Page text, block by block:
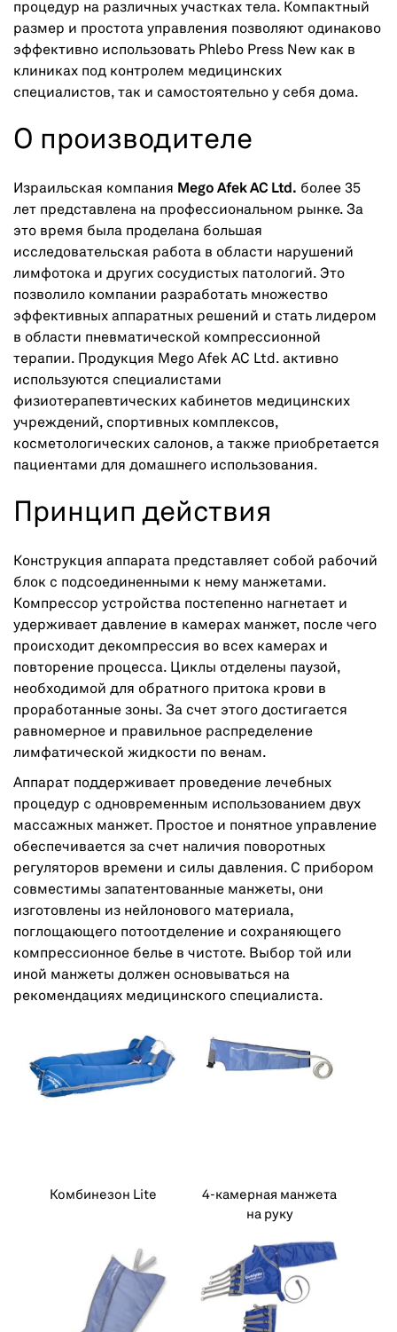
процедур на различных участках тела. Компактный
размер и простота управления позволяют одинаково
эффективно использовать Phlebo Press New как в
клиниках под контролем медицинских
специалистов, так и самостоятельно у себя дома.
О производителе
Израильская компания Mego Afek AC Ltd. более 35
лет представлена на профессиональном рынке. За
это время была проделана большая
исследовательская работа в области нарушений
лимфотока и других сосудистых патологий. Это
позволило компании разработать множество
эффективных аппаратных решений и стать лидером
в области пневматической компрессионной
терапии. Продукция Mego Afek AC Ltd. активно
используются специалистами
физиотерапевтических кабинетов медицинских
учреждений, спортивных комплексов,
косметологических салонов, а также приобретается
пациентами для домашнего использования.
Принцип действия
Конструкция аппарата представляет собой рабочий
блок с подсоединенными к нему манжетами.
Компрессор устройства постепенно нагнетает и
удерживает давление в камерах манжет, после чего
происходит декомпрессия во всех камерах и
повторение процесса. Циклы отделены паузой,
необходимой для обратного притока крови в
проработанные зоны. За счет этого достигается
равномерное и правильное распределение
лимфатической жидкости по венам.
Аппарат поддерживает проведение лечебных
процедур с одновременным использованием двух
массажных манжет. Простое и понятное управление
обеспечивается за счет наличия поворотных
регуляторов времени и силы давления. С прибором
совместимы запатентованные манжеты, они
изготовлены из нейлонового материала,
поглощающего потоотделение и сохраняющего
компрессионное белье в чистоте. Выбор той или
иной манжеты должен основываться на
рекомендациях медицинского специалиста.
Комбинезон Lite
4-камерная манжета
на руку